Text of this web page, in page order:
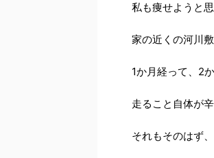
私も痩せようと
家の近くの河川
1か月経って、2
走ること自体が
それもそのはず